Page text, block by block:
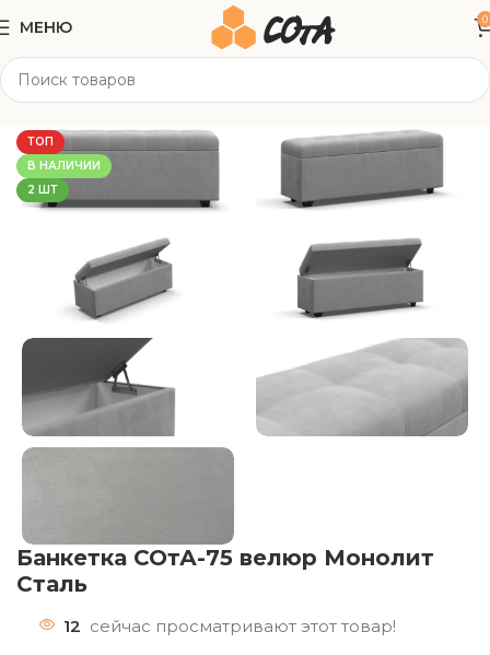
МЕНЮ 0
Мягкая мебель
ТОП
В НАЛИЧИИ
2 ШТ
Банкетка СОтА-75 велюр Монолит
Сталь
12 сейчас просматривают этот товар!